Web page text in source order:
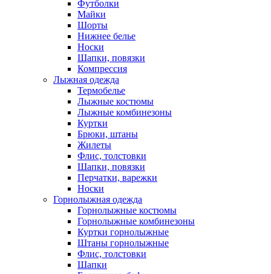
Футболки
Майки
Шорты
Нижнее белье
Носки
Шапки, повязки
Компрессия
Лыжная одежда
Термобелье
Лыжные костюмы
Лыжные комбинезоны
Куртки
Брюки, штаны
Жилеты
Флис, толстовки
Шапки, повязки
Перчатки, варежки
Носки
Горнолыжная одежда
Горнолыжные костюмы
Горнолыжные комбинезоны
Куртки горнолыжные
Штаны горнолыжные
Флис, толстовки
Шапки